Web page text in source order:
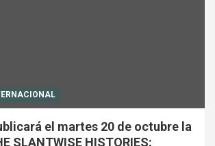
el martes 20 de octubre la
SLANTWISE HISTORIES: